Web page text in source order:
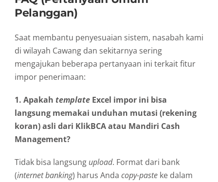
Pelanggan)
Saat membantu penyesuaian sistem, nasabah kami
di wilayah Cawang dan sekitarnya sering
mengajukan beberapa pertanyaan ini terkait fitur
impor penerimaan:
1. Apakah template Excel impor ini bisa
langsung memakai unduhan mutasi (rekening
koran) asli dari KlikBCA atau Mandiri Cash
Management?
Tidak bisa langsung upload. Format dari bank
(internet banking) harus Anda copy-paste ke dalam